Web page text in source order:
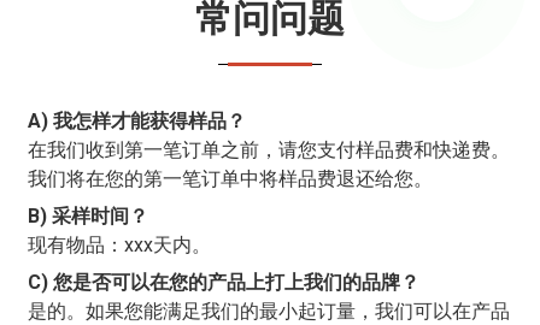
常问问题
A) 我怎样才能获得样品？
在我们收到第一笔订单之前，请您支付样品费和快递费。
我们将在您的第一笔订单中将样品费退还给您。
B) 采样时间？
现有物品：xxx天内。
C) 您是否可以在您的产品上打上我们的品牌？
是的。如果您能满足我们的最小起订量，我们可以在产品